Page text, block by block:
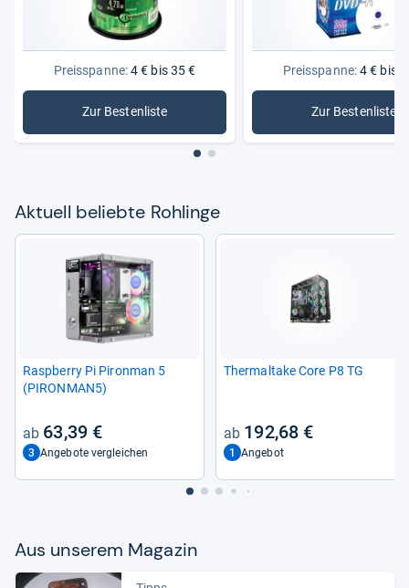
Preisspanne:4 € bis 35 €
Zur Bestenliste
: Rohlinge
Preisspanne:4 € bis
Zur Bestenliste
: DVD-
Aktu­ell beliebte Roh­linge
Raspberry Pi Piron­man 5
(PIRON­MAN5)
63,39 €
3 Angebote vergleichen
Ther­mal­take Core P8 TG
192,68 €
1 Angebot
Aus unse­rem Maga­zin